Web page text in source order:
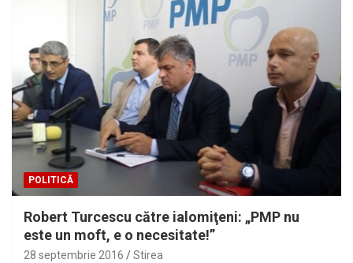
POLITICĂ
Robert Turcescu către ialomiţeni: „PMP nu
este un moft, e o necesitate!”
28 septembrie 2016 Stirea